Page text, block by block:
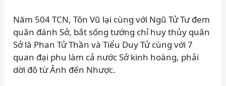
Năm 504 TCN, Tôn Vũ lại cùng với Ngũ Tử Tư đem
quân đánh Sở, bắt sống tướng chỉ huy thủy quân
Sở là Phan Tử Thần và Tiểu Duy Tử cùng với 7
quan đại phu làm cả nước Sở kinh hoàng, phải
dời đô từ Ảnh đến Nhược.